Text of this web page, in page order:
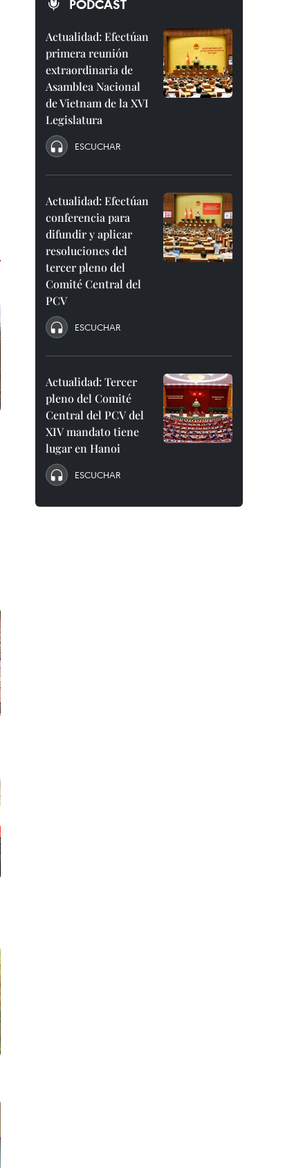
PODCAST
Actualidad: Efectúan
primera reunión
extraordinaria de
Asamblea Nacional
de Vietnam de la XVI
Legislatura
ESCUCHAR
Actualidad: Efectúan
conferencia para
difundir y aplicar
resoluciones del
tercer pleno del
Comité Central del
PCV
ESCUCHAR
Actualidad: Tercer
pleno del Comité
Central del PCV del
XIV mandato tiene
lugar en Hanoi
ESCUCHAR